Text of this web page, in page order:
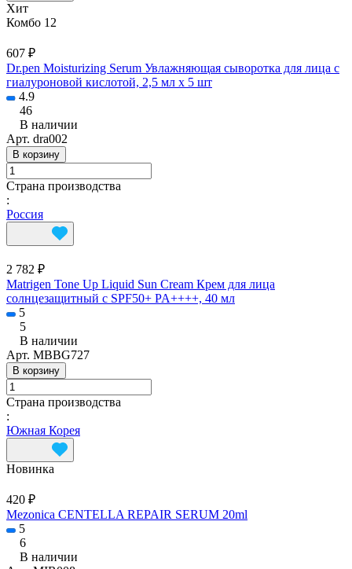
Хит
Комбо 12
607 ₽
Dr.pen Moisturizing Serum Увлажняющая сыворотка для лица с
гиалуроновой кислотой, 2,5 мл х 5 шт
4.9
46
В наличии
Арт. dra002
В корзину
Страна производства
:
Россия
2 782 ₽
Matrigen Tone Up Liquid Sun Cream Крем для лица
солнцезащитный с SPF50+ PA++++, 40 мл
5
5
В наличии
Арт. MBBG727
В корзину
Страна производства
:
Южная Корея
Новинка
420 ₽
Mezonica CENTELLA REPAIR SERUM 20ml
5
6
В наличии